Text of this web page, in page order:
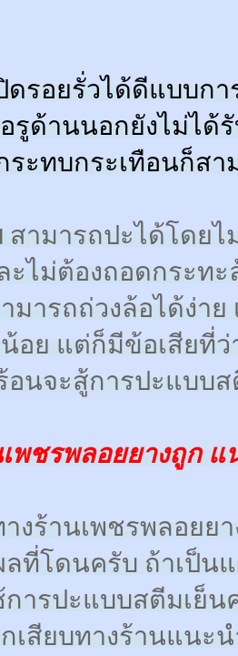
รอยรั่วได้ดีแบบก
รูด้านนอกยังไม่ได้
ระทบกระเทือนก็ส
สามารถปะได้โดยไ
ะไม่ต้องถอดกระทะ
มารถถ่วงล้อได้ง่า
อย แต่ก็มีข้อเสียที่
นจะสู้การปะแบบ
พชรพลอยยางถูก
งร้านเพชรพลอยย
ที่โดนครับ ถ้าเป็น
ารปะแบบสตีมเย็
เสียบทางร้านแนะ